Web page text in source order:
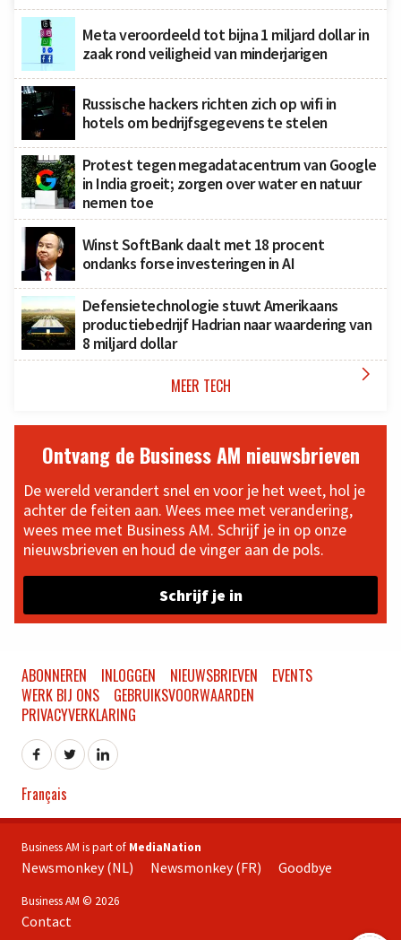
Meta veroordeeld tot bijna 1 miljard dollar in
zaak rond veiligheid van minderjarigen
Russische hackers richten zich op wifi in
hotels om bedrijfsgegevens te stelen
Protest tegen megadatacentrum van Google
in India groeit; zorgen over water en natuur
nemen toe
Winst SoftBank daalt met 18 procent
ondanks forse investeringen in AI
Defensietechnologie stuwt Amerikaans
productiebedrijf Hadrian naar waardering van
8 miljard dollar
MEER TECH 
Ontvang de Business AM nieuwsbrieven
De wereld verandert snel en voor je het weet, hol je
achter de feiten aan. Wees mee met verandering,
wees mee met Business AM. Schrijf je in op onze
nieuwsbrieven en houd de vinger aan de pols.
Schrijf je in
ABONNEREN INLOGGEN NIEUWSBRIEVEN
EVENTS
WERK BIJ ONS
GEBRUIKSVOORWAARDEN
PRIVACYVERKLARING
Français
Business AM is part of MediaNation
Newsmonkey (NL) Newsmonkey (FR) Goodbye
Business AM © 2026
Contact